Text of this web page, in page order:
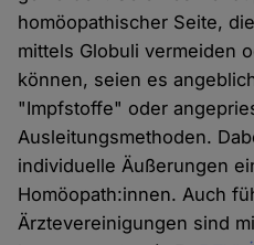
homöopathischer Seite,
mittels Globuli vermeiden
können, seien es
"Impfstoffe" oder
Ausleitungsmethoden.
individuelle Äußerungen
Homöopath:innen. Auch
Ärztevereinigungen sind